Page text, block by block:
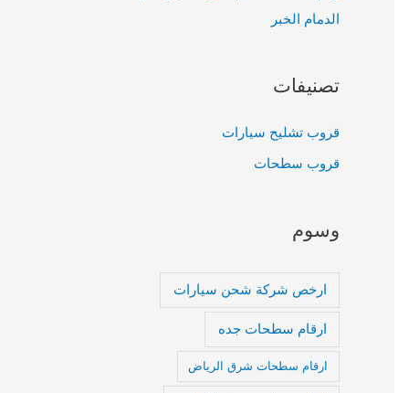
الدمام الخبر
تصنيفات
قروب تشليح سيارات
قروب سطحات
وسوم
ارخص شركة شحن سيارات
ارقام سطحات جده
ارقام سطحات شرق الرياض